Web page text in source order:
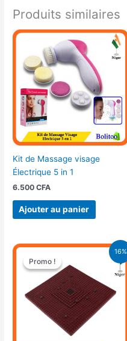
Produits similaires
Kit de Massage visage
Électrique 5 in 1
6.500CFA
Ajouter au panier
16%
Promo !
Promo !
Le
prix
initial
était :
7.000 CFA.
Le
est :
5.900 CFA.